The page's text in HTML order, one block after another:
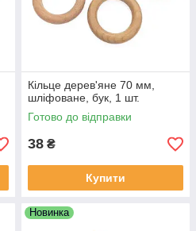
Кільце дерев'яне 70 мм,
шліфоване, бук, 1 шт.
Готово до відправки
38 ₴
Купити
Новинка